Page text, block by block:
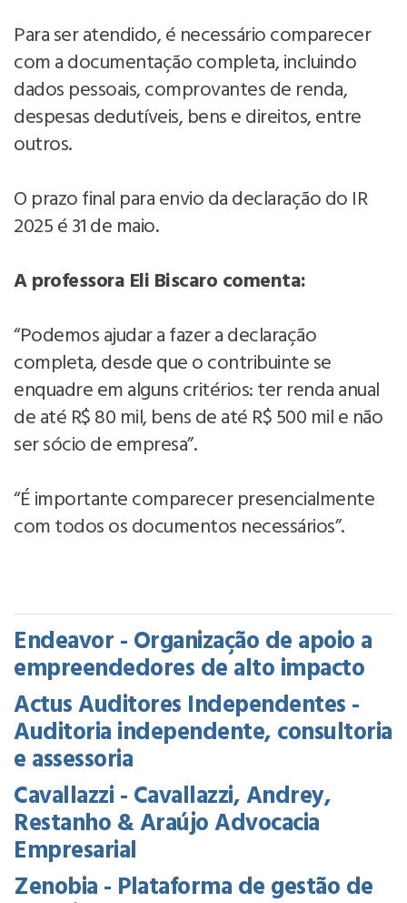
Para ser atendido, é necessário comparecer
com a documentação completa, incluindo
dados pessoais, comprovantes de renda,
despesas dedutíveis, bens e direitos, entre
outros.
O prazo final para envio da declaração do IR
2025 é 31 de maio.
A professora Eli Biscaro comenta:
“Podemos ajudar a fazer a declaração
completa, desde que o contribuinte se
enquadre em alguns critérios: ter renda anual
de até R$ 80 mil, bens de até R$ 500 mil e não
ser sócio de empresa”.
“É importante comparecer presencialmente
com todos os documentos necessários”.
Endeavor - Organização de apoio a
empreendedores de alto impacto
Actus Auditores Independentes -
Auditoria independente, consultoria
e assessoria
Cavallazzi - Cavallazzi, Andrey,
Restanho & Araújo Advocacia
Empresarial
Zenobia - Plataforma de gestão de